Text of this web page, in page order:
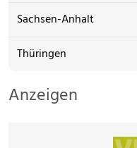
Sachsen-Anhalt
Thüringen
Anzeigen